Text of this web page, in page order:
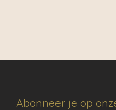
Abonneer je op